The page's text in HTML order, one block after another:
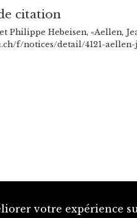
citation
Philippe Hebeisen, «Aellen,
f/notices/detail/4121-
votre expérience